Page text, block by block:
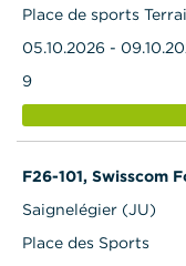
Place de sports
05.10.2026 -
9
F26-101, Swisscom
Saignelégier (JU)
Place des Sports